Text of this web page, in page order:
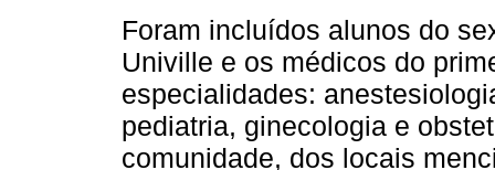
Foram incluídos alunos do
Univille e os médicos do
especialidades:
pediatria, ginecologia e
comunidade, dos locais